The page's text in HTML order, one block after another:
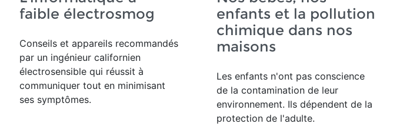
faible électrosmog
Conseils et appareils recommandés
par un ingénieur californien
électrosensible qui réussit à
communiquer tout en minimisant
ses symptômes.
enfants et la pollution
chimique dans nos
maisons
Les enfants n'ont pas conscience
de la contamination de leur
environnement. Ils dépendent de la
protection de l'adulte.